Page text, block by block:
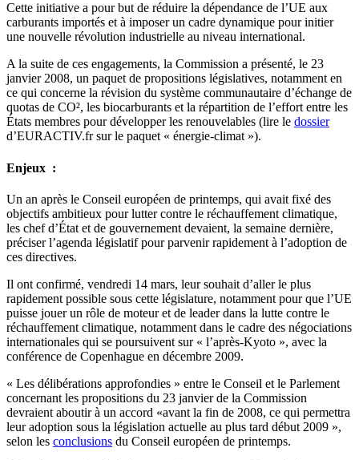
Cette initiative a pour but de réduire la dépendance de l’UE aux
carburants importés et à imposer un cadre dynamique pour initier
une nouvelle révolution industrielle au niveau international.
A la suite de ces engagements, la Commission a présenté, le 23
janvier 2008, un paquet de propositions législatives, notamment en
ce qui concerne la révision du système communautaire d’échange de
quotas de CO², les biocarburants et la répartition de l’effort entre les
États membres pour développer les renouvelables (lire le dossier
d’EURACTIV.fr sur le paquet « énergie-climat »).
Enjeux :
Un an après le Conseil européen de printemps, qui avait fixé des
objectifs ambitieux pour lutter contre le réchauffement climatique,
les chef d’État et de gouvernement devaient, la semaine dernière,
préciser l’agenda législatif pour parvenir rapidement à l’adoption de
ces directives.
Il ont confirmé, vendredi 14 mars, leur souhait d’aller le plus
rapidement possible sous cette législature, notamment pour que l’UE
puisse jouer un rôle de moteur et de leader dans la lutte contre le
réchauffement climatique, notamment dans le cadre des négociations
internationales qui se poursuivent sur « l’après-Kyoto », avec la
conférence de Copenhague en décembre 2009.
« Les délibérations approfondies » entre le Conseil et le Parlement
concernant les propositions du 23 janvier de la Commission
devraient aboutir à un accord «avant la fin de 2008, ce qui permettra
leur adoption sous la législation actuelle au plus tard début 2009 »,
selon les conclusions du Conseil européen de printemps.